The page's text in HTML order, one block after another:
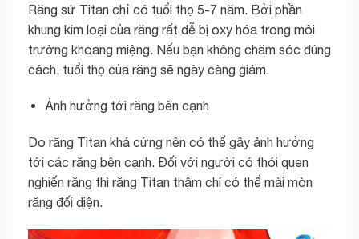
Răng sứ Titan chỉ có tuổi thọ 5-7 năm. Bởi phần
khung kim loại của răng rất dễ bị oxy hóa trong môi
trường khoang miệng. Nếu bạn không chăm sóc đúng
cách, tuổi thọ của răng sẽ ngày càng giảm.
Ảnh hưởng tới răng bên cạnh
Do răng Titan khá cứng nên có thể gây ảnh hưởng
tới các răng bên cạnh. Đối với người có thói quen
nghiến răng thì răng Titan thậm chí có thể mài mòn
răng đối diện.